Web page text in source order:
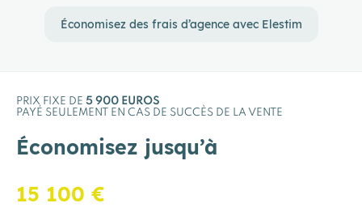
Économisez des frais d’agence avec Elestim
PRIX FIXE DE 5 900 EUROS
PAYÉ SEULEMENT EN CAS DE SUCCÈS DE LA VENTE
Économisez jusqu’à
15 100 €